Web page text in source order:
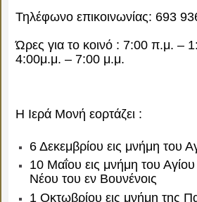
Τηλέφωνο επικοινωνίας: 693
Ώρες για το κοινό : 7:00 π.μ. –
4:00μ.μ. – 7:00 μ.μ.
Η Ιερά Μονή εορτάζει :
6 Δεκεμβρίου εις μνήμη του
10 Μαΐου εις μνήμη του
Νέου του εν Βουνένοις
1 Οκτωβρίου εις μνήμη της